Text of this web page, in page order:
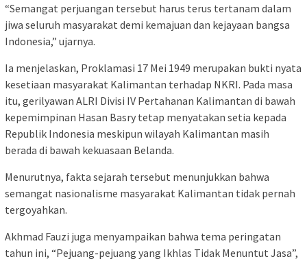
“Semangat perjuangan tersebut harus terus tertanam dalam
jiwa seluruh masyarakat demi kemajuan dan kejayaan bangsa
Indonesia,” ujarnya.
Ia menjelaskan, Proklamasi 17 Mei 1949 merupakan bukti nyata
kesetiaan masyarakat Kalimantan terhadap NKRI. Pada masa
itu, gerilyawan ALRI Divisi IV Pertahanan Kalimantan di bawah
kepemimpinan Hasan Basry tetap menyatakan setia kepada
Republik Indonesia meskipun wilayah Kalimantan masih
berada di bawah kekuasaan Belanda.
Menurutnya, fakta sejarah tersebut menunjukkan bahwa
semangat nasionalisme masyarakat Kalimantan tidak pernah
tergoyahkan.
Akhmad Fauzi juga menyampaikan bahwa tema peringatan
tahun ini, “Pejuang-pejuang yang Ikhlas Tidak Menuntut Jasa”,